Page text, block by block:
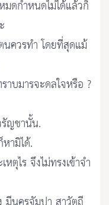
ดกำหนดไม่ได้แล้วก็
นควรทำ โดยที่สุดแม้
าบมารจะดลใจหรือ ?
รัญชานั้น.
ามิได้.
ตุไร จึงไม่ทรงเข้าจำ